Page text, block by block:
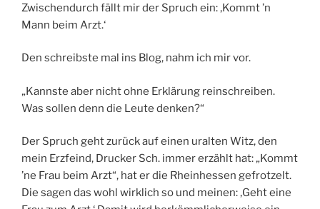
Zwischendurch fällt mir der Spruch ein: ‚Kommt ’n
Mann beim Arzt.‘
Den schreibste mal ins Blog, nahm ich mir vor.
„Kannste aber nicht ohne Erklärung reinschreiben.
Was sollen denn die Leute denken?“
Der Spruch geht zurück auf einen uralten Witz, den
mein Erzfeind, Drucker Sch. immer erzählt hat: „Kommt
’ne Frau beim Arzt“, hat er die Rheinhessen gefrotzelt.
Die sagen das wohl wirklich so und meinen: ‚Geht eine